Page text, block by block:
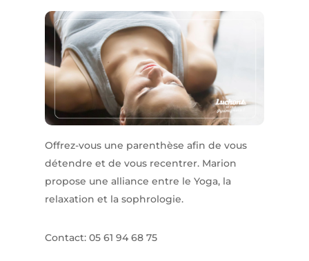
Offrez-vous une parenthèse afin de vous
détendre et de vous recentrer. Marion
propose une alliance entre le Yoga, la
relaxation et la sophrologie.
Contact: 05 61 94 68 75